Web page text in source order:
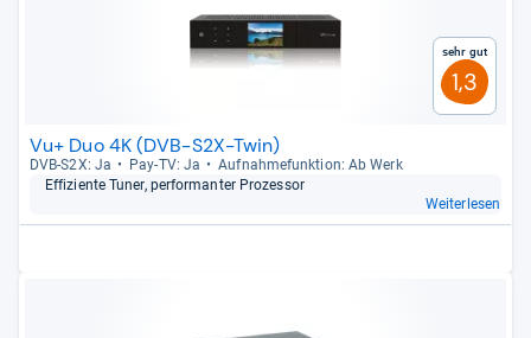
Sehr gut
1,3
Vu+ Duo 4K (DVB-S2X-Twin)
DVB-​S2X: Ja Pay-​TV: Ja
Auf­nah­me­funk­tion: Ab Werk
Effi­zi­ente Tuner, per­for­man­ter Pro­zes­sor
Weiterlesen